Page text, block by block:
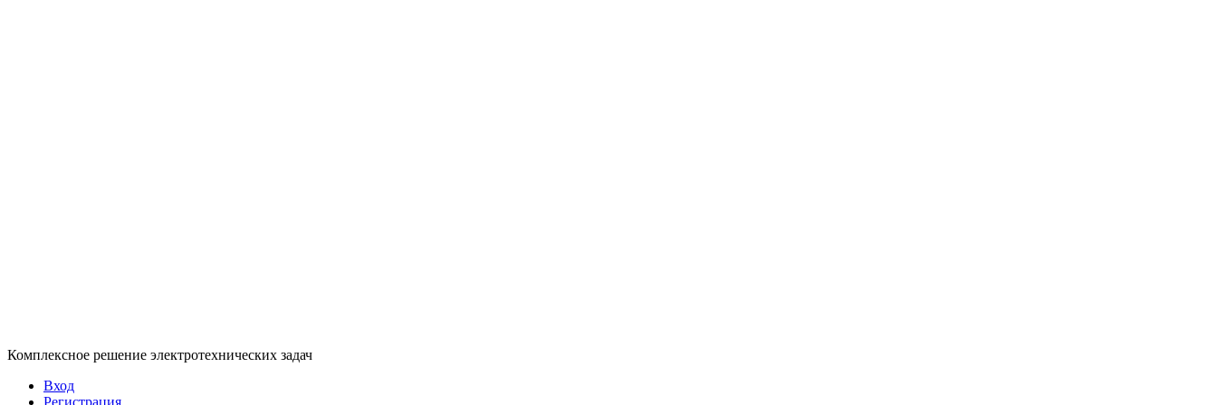
Комплексное решение электротехнических задач
Вход
Регистрация